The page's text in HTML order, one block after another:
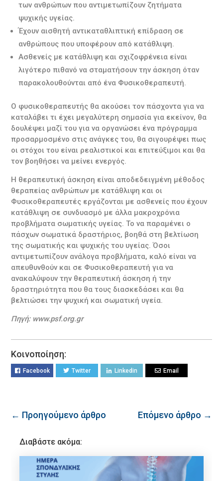
των ανθρώπων που αντιμετωπίζουν ζητήματα
ψυχικής υγείας.
Έχουν αισθητή αντικαταθλιπτική επίδραση σε
ανθρώπους που υποφέρουν από κατάθλιψη.
Ασθενείς με κατάθλιψη και σχιζοφρένεια είναι
λιγότερο πιθανό να σταματήσουν την άσκηση όταν
παρακολουθούνται από ένα Φυσικοθεραπευτή.
Ο φυσικοθεραπευτής θα ακούσει τον πάσχοντα για να
καταλάβει τι έχει μεγαλύτερη σημασία για εκείνον, θα
δουλέψει μαζί του για να οργανώσει ένα πρόγραμμα
προσαρμοσμένο στις ανάγκες του, θα σιγουρέψει πως
οι στόχοι του είναι ρεαλιστικοί και επιτεύξιμοι και θα
τον βοηθήσει να μείνει ενεργός.
Η θεραπευτική άσκηση είναι αποδεδειγμένη μέθοδος
θεραπείας ανθρώπων με κατάθλιψη και οι
Φυσικοθεραπευτές εργάζονται με ασθενείς που έχουν
κατάθλιψη σε συνδυασμό με άλλα μακροχρόνια
προβλήματα σωματικής υγείας. Το να παραμένει ο
πάσχων σωματικά δραστήριος, βοηθά στη βελτίωση
της σωματικής και ψυχικής του υγείας. Όσοι
αντιμετωπίζουν ανάλογα προβλήματα, καλό είναι να
απευθυνθούν και σε Φυσικοθεραπευτή για να
ανακαλύψουν την θεραπευτική άσκηση ή την
δραστηριότητα που θα τους διασκεδάσει και θα
βελτιώσει την ψυχική και σωματική υγεία.
Πηγή: www.psf.org.gr
Κοινοποίηση:
Facebook Twitter Linkedin Email
← Προηγούμενο άρθρο Επόμενο άρθρο →
Διαβάστε ακόμα: